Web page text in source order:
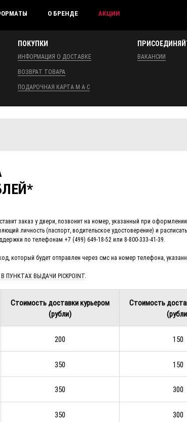
О БРЕНДЕ АКЦИИ
ПОКУПКИ
ИНФОРМАЦИЯ О ДОСТАВКЕ
ВОЗВРАТ ТОВАРА
ПОДАРОЧНАЯ КАРТА M·A·C
ВАКАНСИИ
заказ у двери, позвонит на номер, указанный при
личность (паспорт, водительское удостоверение) и
по телефонам +7 (499) 649-18-52 или 8-800-333-41-39.
который будет отправлен через смс на номер телефона,
ВЫДАЧИ PICKPOINT.
Стоимость доставки курьером
(рубли)
Стоимость
200 150
350 150
350 300
350 300